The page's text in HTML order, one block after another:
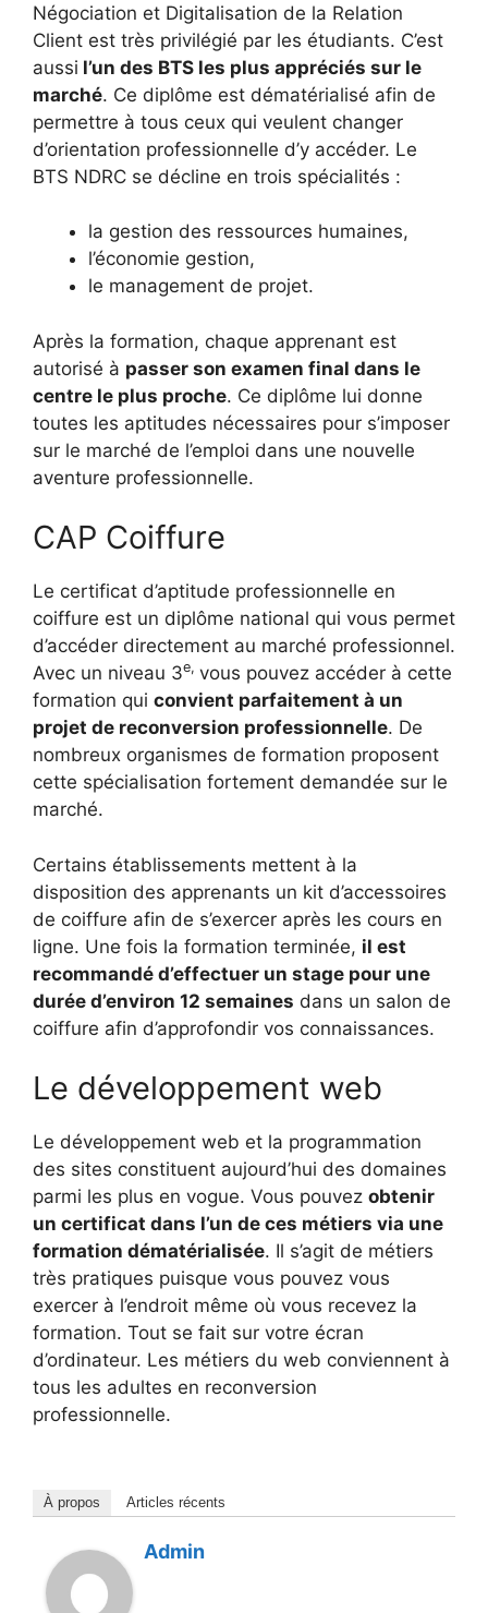
Négociation et Digitalisation de la Relation
Client est très privilégié par les étudiants. C’est
aussi l’un des BTS les plus appréciés sur le
marché. Ce diplôme est dématérialisé afin de
permettre à tous ceux qui veulent changer
d’orientation professionnelle d’y accéder. Le
BTS NDRC se décline en trois spécialités :
la gestion des ressources humaines,
l’économie gestion,
le management de projet.
Après la formation, chaque apprenant est
autorisé à passer son examen final dans le
centre le plus proche. Ce diplôme lui donne
toutes les aptitudes nécessaires pour s’imposer
sur le marché de l’emploi dans une nouvelle
aventure professionnelle.
CAP Coiffure
Le certificat d’aptitude professionnelle en
coiffure est un diplôme national qui vous permet
d’accéder directement au marché professionnel.
Avec un niveau 3e, vous pouvez accéder à cette
formation qui convient parfaitement à un
projet de reconversion professionnelle. De
nombreux organismes de formation proposent
cette spécialisation fortement demandée sur le
marché.
Certains établissements mettent à la
disposition des apprenants un kit d’accessoires
de coiffure afin de s’exercer après les cours en
ligne. Une fois la formation terminée, il est
recommandé d’effectuer un stage pour une
durée d’environ 12 semaines dans un salon de
coiffure afin d’approfondir vos connaissances.
Le développement web
Le développement web et la programmation
des sites constituent aujourd’hui des domaines
parmi les plus en vogue. Vous pouvez obtenir
un certificat dans l’un de ces métiers via une
formation dématérialisée. Il s’agit de métiers
très pratiques puisque vous pouvez vous
exercer à l’endroit même où vous recevez la
formation. Tout se fait sur votre écran
d’ordinateur. Les métiers du web conviennent à
tous les adultes en reconversion
professionnelle.
À propos Articles récents
Admin